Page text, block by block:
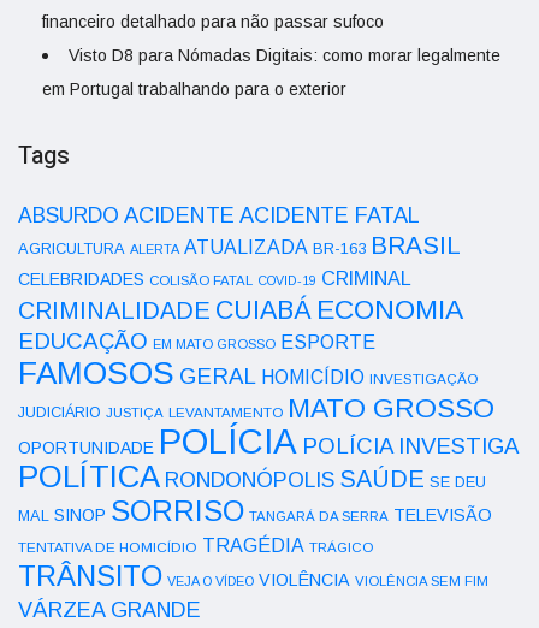
financeiro detalhado para não passar sufoco
Visto D8 para Nómadas Digitais: como morar legalmente
em Portugal trabalhando para o exterior
Tags
ABSURDO ACIDENTE ACIDENTE FATAL
AGRICULTURA ALERTA ATUALIZADA BR-163 BRASIL
CELEBRIDADES COLISÃO FATAL COVID-19 CRIMINAL
CRIMINALIDADE CUIABÁ ECONOMIA
EDUCAÇÃO EM MATO GROSSO ESPORTE
FAMOSOS GERAL HOMICÍDIO INVESTIGAÇÃO
JUDICIÁRIO JUSTIÇA LEVANTAMENTO MATO GROSSO
OPORTUNIDADE POLÍCIA POLÍCIA INVESTIGA
POLÍTICA RONDONÓPOLIS SAÚDE SE DEU
MAL SINOP SORRISO TANGARÁ DA SERRA TELEVISÃO
TENTATIVA DE HOMICÍDIO TRAGÉDIA TRÁGICO
TRÂNSITO VEJA O VÍDEO VIOLÊNCIA VIOLÊNCIA SEM FIM
VÁRZEA GRANDE